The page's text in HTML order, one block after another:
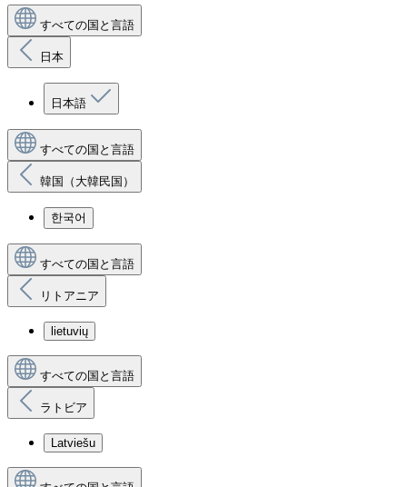
すべての国と言語
日本
日本語
すべての国と言語
韓国（大韓民国）
한국어
すべての国と言語
リトアニア
lietuvių
すべての国と言語
ラトビア
Latviešu